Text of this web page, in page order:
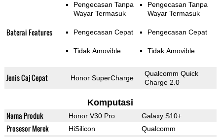
Baterai Features
Pengecasan Tanpa
Wayar Termasuk
Pengecasan Cepat
Tidak Amovible
Pengecasan Tanpa
Wayar Termasuk
Pengecasan Cepat
Tidak Amovible
Jenis Caj Cepat Honor SuperCharge
Qualcomm Quick
Charge 2.0
Komputasi
Nama Produk Honor V30 Pro Galaxy S10+
Prosesor Merek HiSilicon Qualcomm